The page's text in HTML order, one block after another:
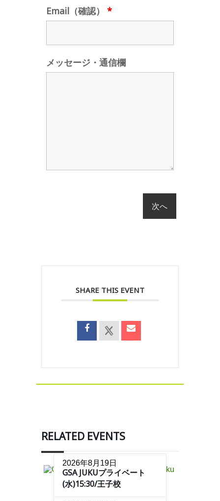
Email（確認） *
メッセージ・通信欄
SHARE THIS EVENT
RELATED EVENTS
2026年8月19日
GSA JUKUプライベート
(水)15:30/王子校